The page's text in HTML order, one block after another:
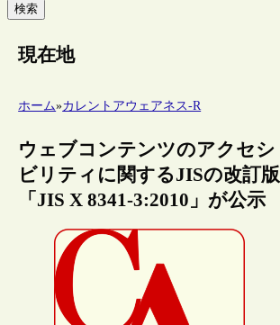
検索
現在地
ホーム»カレントアウェアネス-R
ウェブコンテンツのアクセシ
ビリティに関するJISの改訂版
「JIS X 8341-3:2010」が公示